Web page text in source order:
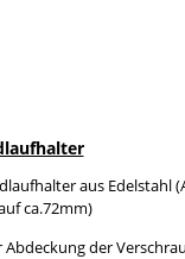
aus Edelstahl
ca.72mm)
Abdeckung der